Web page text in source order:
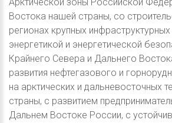
Арктической зоны Российской
Востока нашей страны, со
регионах крупных
энергетикой и энергетической
Крайнего Севера и Дальнего
развития нефтегазового и
на арктических и дальневосточных
страны, с развитием
Дальнем Востоке России, с